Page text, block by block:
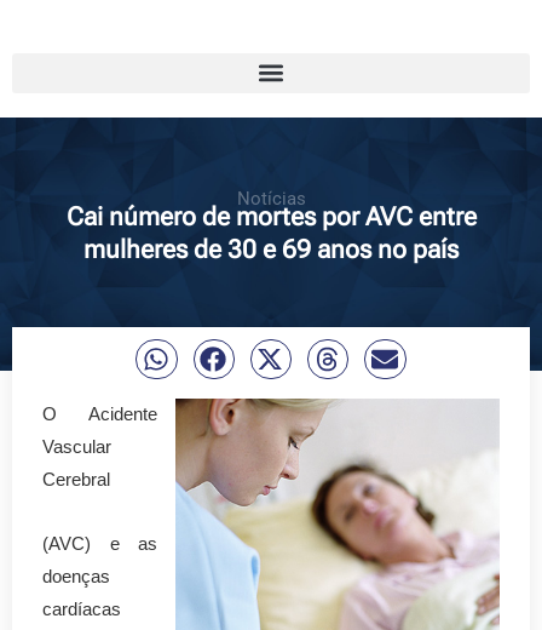
Notícias
Cai número de mortes por AVC entre
mulheres de 30 e 69 anos no país
O Acidente
Vascular
Cerebral
(AVC) e as
doenças
cardíacas